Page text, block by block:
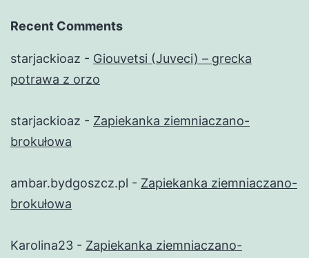
Recent Comments
starjackioaz - Giouvetsi (Juveci) – grecka
potrawa z orzo
starjackioaz - Zapiekanka ziemniaczano-
brokułowa
ambar.bydgoszcz.pl - Zapiekanka ziemniaczano-
brokułowa
Karolina23 - Zapiekanka ziemniaczano-